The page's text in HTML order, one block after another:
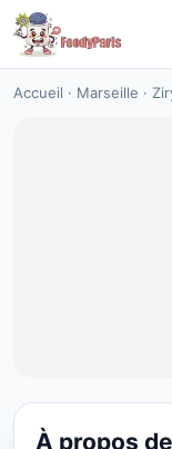
Accueil · Marseille ·
À propos